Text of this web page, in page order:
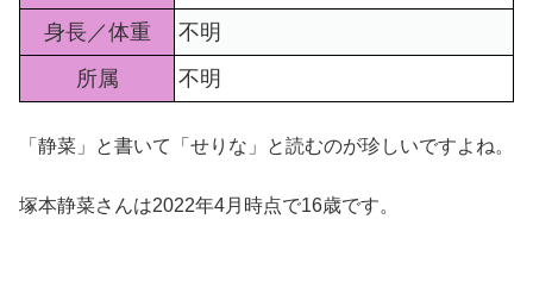
身長／体重
不明
所属
不明
「静菜」と書いて「せりな」と読むのが珍しいですよね。
塚本静菜さんは2022年4月時点で16歳です。